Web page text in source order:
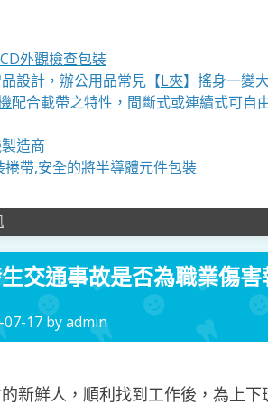
外觀檢查包裝
設計，辦公用品常見【L夾】搖身一變
配合載帶之特性，間斷式或連續式可自
造商
捲帶,安全的將半導體元件包裝
交通事故是否為職業傷
07-17byadmin
新鮮人，順利找到工作後，為上